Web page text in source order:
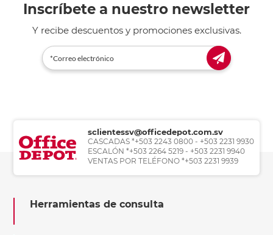
Inscríbete a nuestro newsletter
Y recibe descuentos y promociones exclusivas.
sclientessv@officedepot.com.sv
CASCADAS *+503 2243 0800 - +503 2231 9930
ESCALÓN *+503 2264 5219 - +503 2231 9940
VENTAS POR TELÉFONO *+503 2231 9939
Herramientas de consulta